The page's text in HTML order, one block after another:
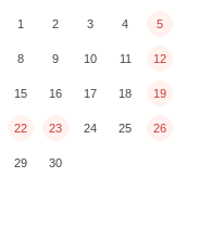
1 2 3 4 5
8 9 10 11 12
15 16 17 18 19
22 23 24 25 26
29 30